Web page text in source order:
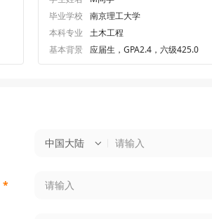
毕业学校
南京理工大学
本科专业
土木工程
基本背景
应届生，GPA2.4，六级425.0
中国大陆
*